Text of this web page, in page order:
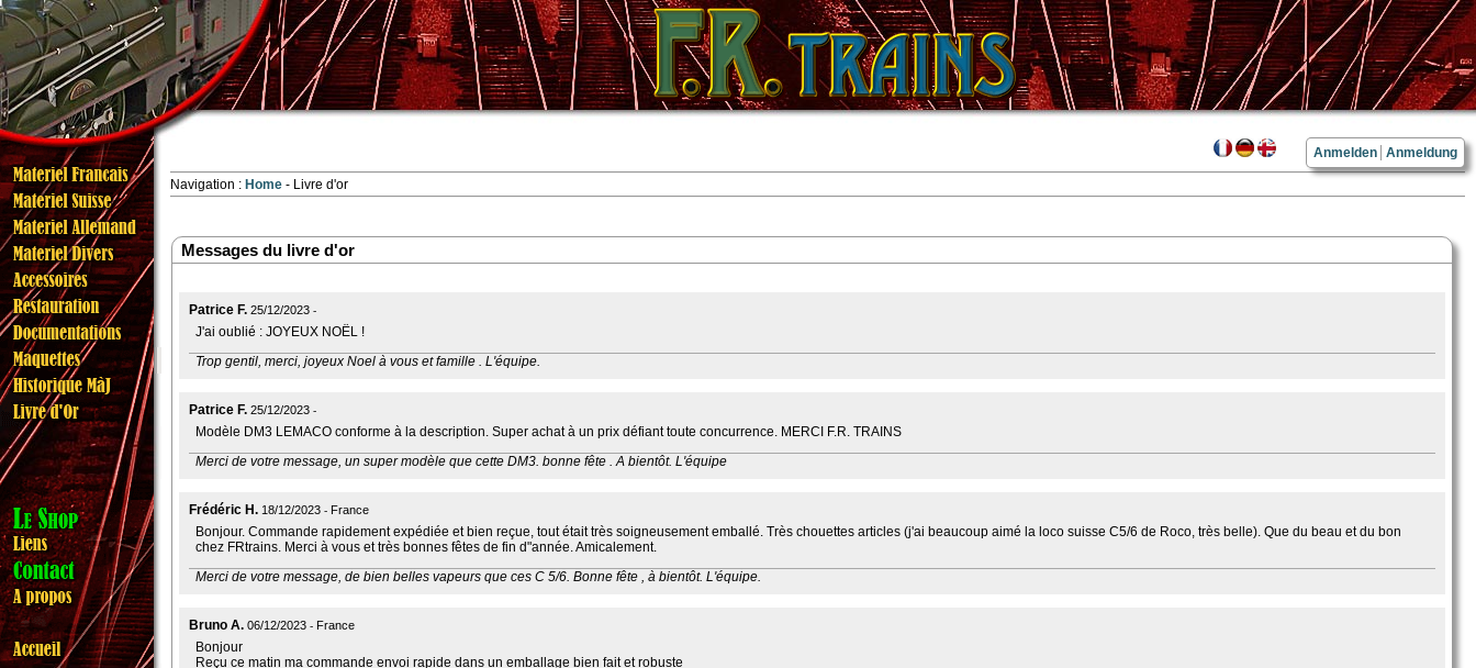
Anmelden Anmeldung
Navigation : Home Livre d'or
Messages du livre d'or
Patrice F. 25/12/2023
J'ai oublié : JOYEUX NOËL !
Trop gentil, merci, joyeux Noel à vous et famille . L'équipe.
Patrice F. 25/12/2023
Modèle DM3 LEMACO conforme à la description. Super achat à un prix défiant toute concurrence. MERCI F.R. TRAINS
Merci de votre message, un super modèle que cette DM3. bonne fête . A bientôt. L'équipe
Frédéric H. 18/12/2023 France
Bonjour. Commande rapidement expédiée et bien reçue, tout était très soigneusement emballé. Très chouettes articles (j'ai beaucoup aimé la loco suisse C5/6 de Roco, très belle). Que du beau et du bon
chez FRtrains. Merci à vous et très bonnes fêtes de fin d"année. Amicalement.
Merci de votre message, de bien belles vapeurs que ces C 5/6. Bonne fête , à bientôt. L'équipe.
Bruno A. 06/12/2023 France
Bonjour
Reçu ce matin ma commande envoi rapide dans un emballage bien fait et robuste